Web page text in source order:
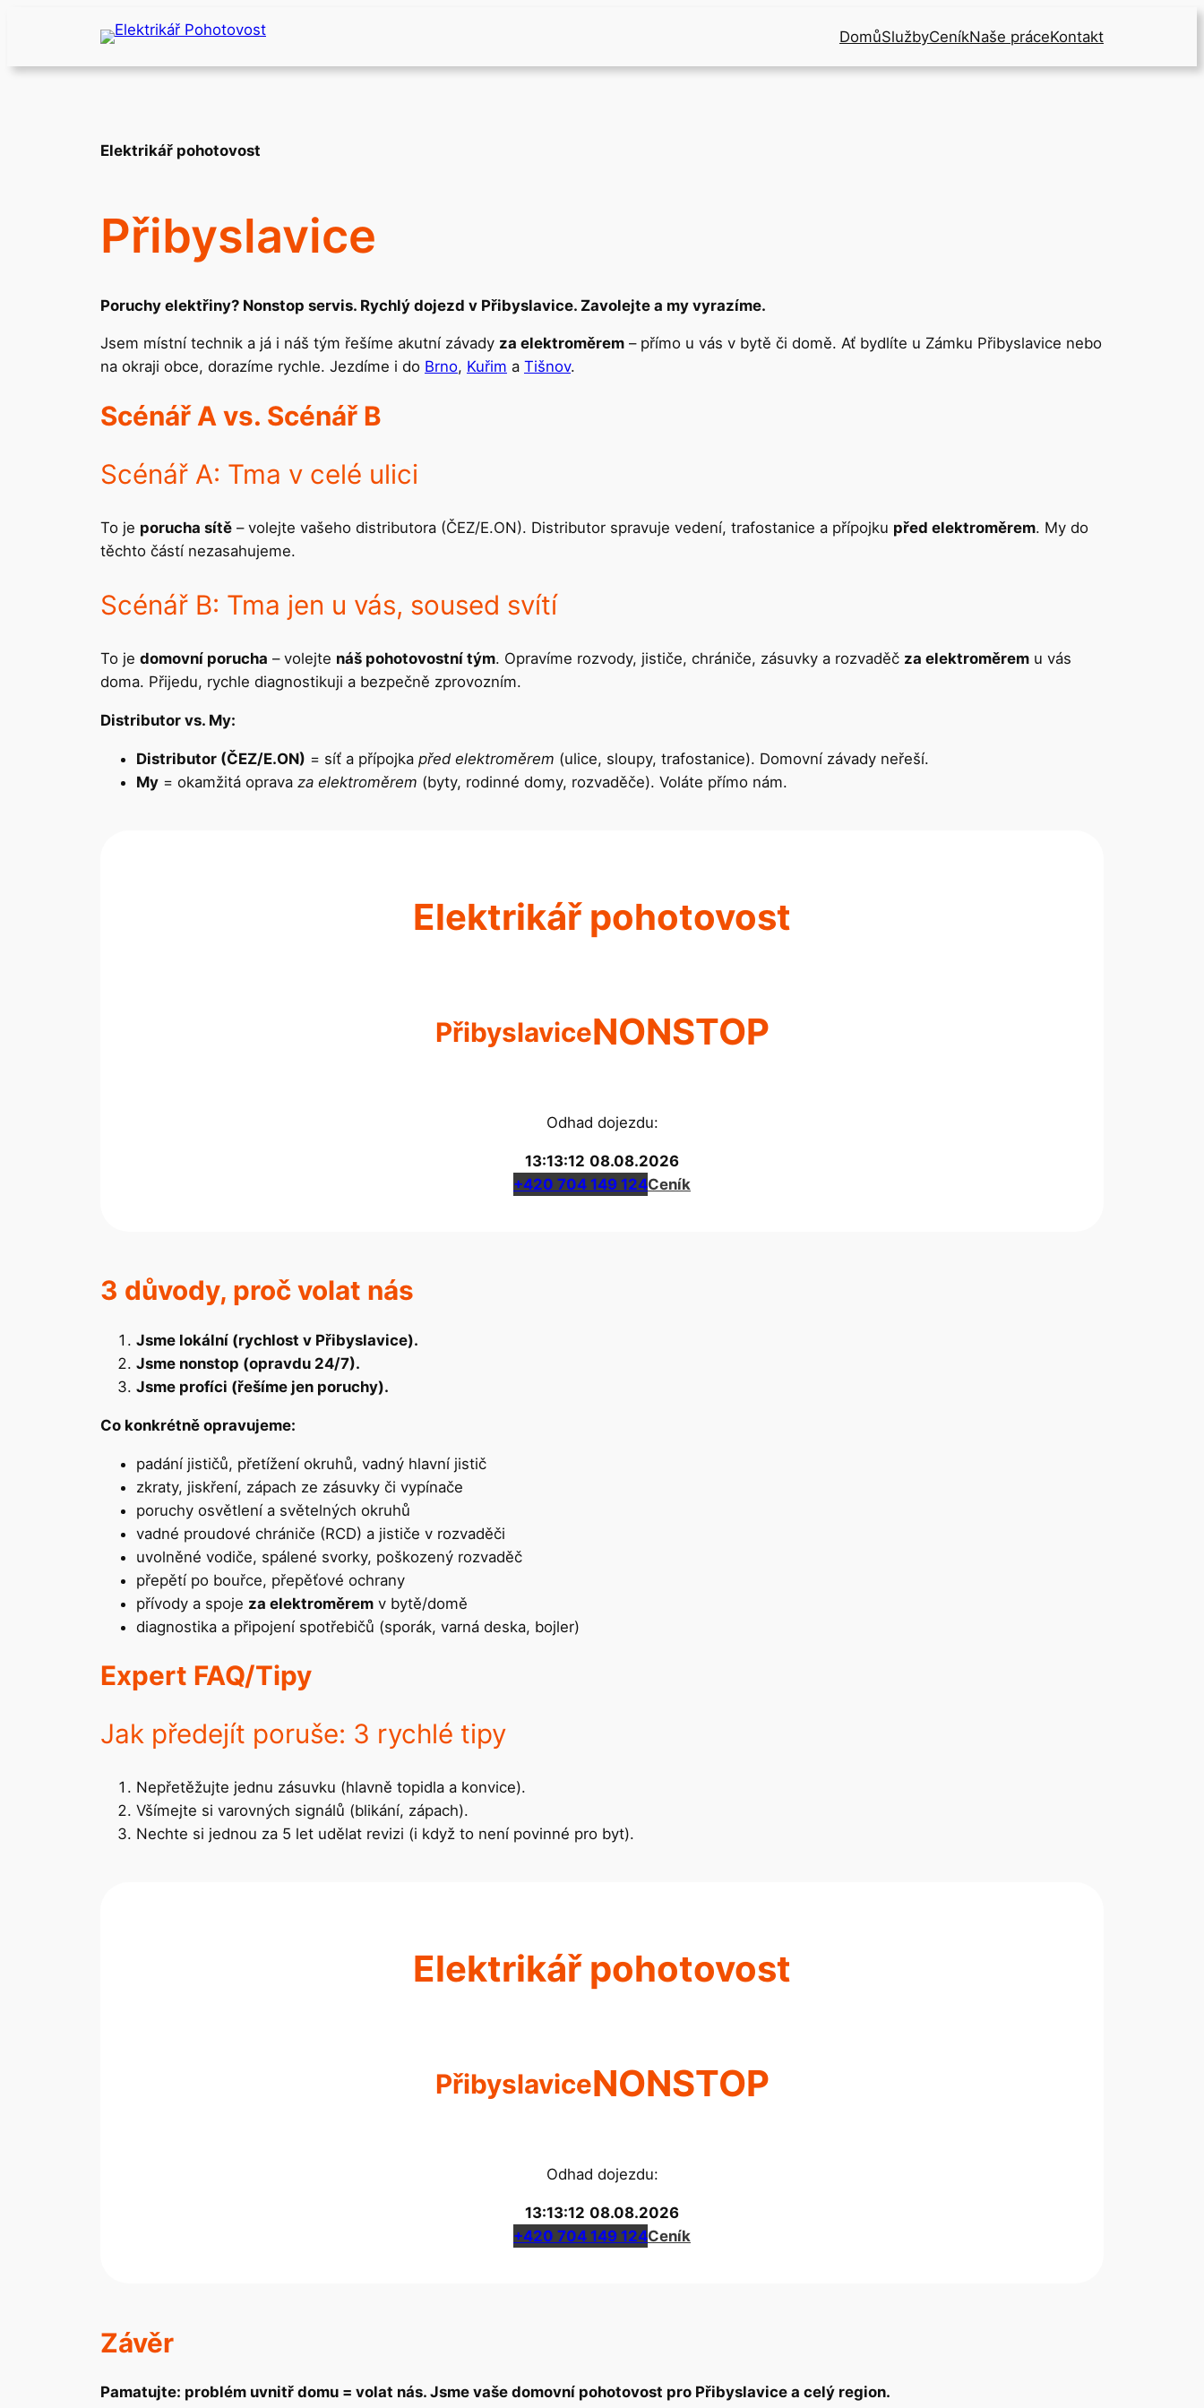
obsah
DomůSlužbyCeníkNaše práceKontakt
Elektrikář pohotovost
Přibyslavice
Poruchy elektřiny? Nonstop servis. Rychlý dojezd v Přibyslavice. Zavolejte a my vyrazíme.
Jsem místní technik a já i náš tým řešíme akutní závady za elektroměrem – přímo u vás v bytě či domě. Ať bydlíte u Zámku Přibyslavice nebo
na okraji obce, dorazíme rychle. Jezdíme i do Brno, Kuřim a Tišnov.
Scénář A vs. Scénář B
Scénář A: Tma v celé ulici
To je porucha sítě – volejte vašeho distributora (ČEZ/E.ON). Distributor spravuje vedení, trafostanice a přípojku před elektroměrem. My do
těchto částí nezasahujeme.
Scénář B: Tma jen u vás, soused svítí
To je domovní porucha – volejte náš pohotovostní tým. Opravíme rozvody, jističe, chrániče, zásuvky a rozvaděč za elektroměrem u vás
doma. Přijedu, rychle diagnostikuji a bezpečně zprovozním.
Distributor vs. My:
Distributor (ČEZ/E.ON) = síť a přípojka před elektroměrem (ulice, sloupy, trafostanice). Domovní závady neřeší.
My = okamžitá oprava za elektroměrem (byty, rodinné domy, rozvaděče). Voláte přímo nám.
Elektrikář pohotovost
PřibyslaviceNONSTOP
Odhad dojezdu:
13:13:12 08.08.2026
+420 704 149 124Ceník
3 důvody, proč volat nás
Jsme lokální (rychlost v Přibyslavice).
Jsme nonstop (opravdu 24/7).
Jsme profíci (řešíme jen poruchy).
Co konkrétně opravujeme:
padání jističů, přetížení okruhů, vadný hlavní jistič
zkraty, jiskření, zápach ze zásuvky či vypínače
poruchy osvětlení a světelných okruhů
vadné proudové chrániče (RCD) a jističe v rozvaděči
uvolněné vodiče, spálené svorky, poškozený rozvaděč
přepětí po bouřce, přepěťové ochrany
přívody a spoje za elektroměrem v bytě/domě
diagnostika a připojení spotřebičů (sporák, varná deska, bojler)
Expert FAQ/Tipy
Jak předejít poruše: 3 rychlé tipy
Nepřetěžujte jednu zásuvku (hlavně topidla a konvice).
Všímejte si varovných signálů (blikání, zápach).
Nechte si jednou za 5 let udělat revizi (i když to není povinné pro byt).
Elektrikář pohotovost
PřibyslaviceNONSTOP
Odhad dojezdu:
13:13:12 08.08.2026
+420 704 149 124Ceník
Závěr
Pamatujte: problém uvnitř domu = volat nás. Jsme vaše domovní pohotovost pro Přibyslavice a celý region.